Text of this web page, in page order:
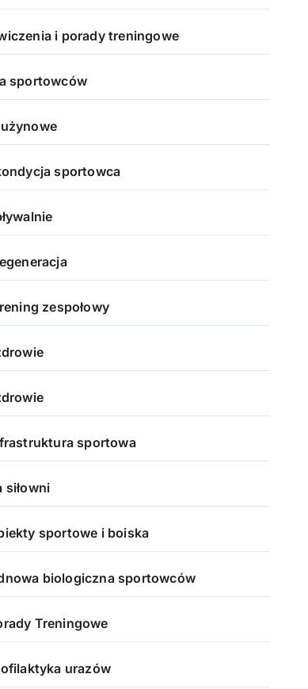
i porady treningowe
sportowców
sportowca
zespołowy
sportowa
siłowni
sportowe i boiska
biologiczna sportowców
Treningowe
urazów